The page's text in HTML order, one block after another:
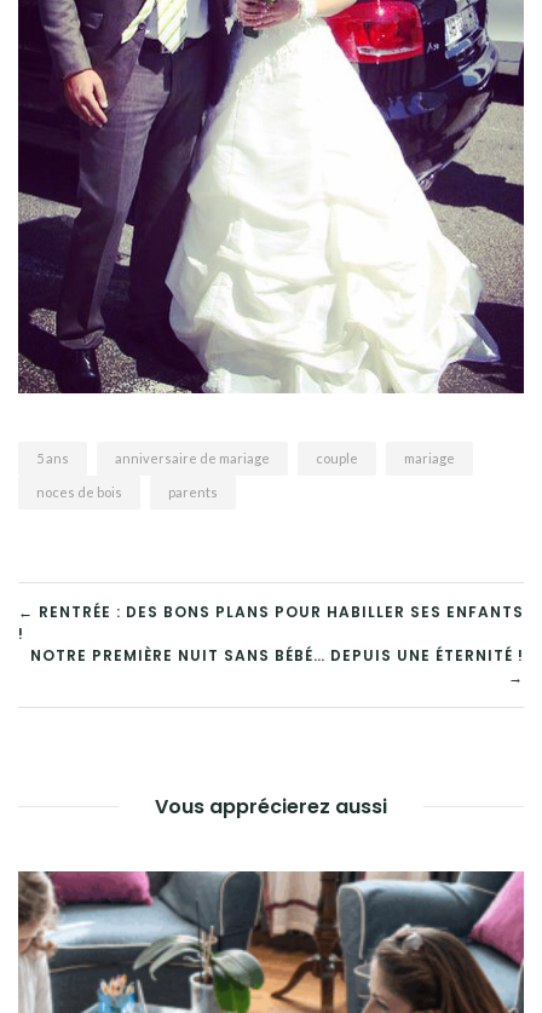
5 ans anniversaire de mariage couple mariage
noces de bois parents
← RENTRÉE : DES BONS PLANS POUR HABILLER SES ENFANTS
!
NOTRE PREMIÈRE NUIT SANS BÉBÉ… DEPUIS UNE ÉTERNITÉ !
→
Vous apprécierez aussi